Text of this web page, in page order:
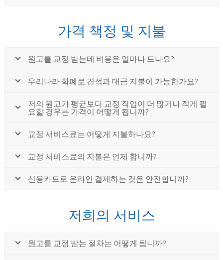
가격 책정 및 지불
원고를 교정 받는데 비용은 얼마나 드나요?
우리나라 화폐로 견적과 대금 지불이 가능한가요?
저의 원고가 평균보다 교정 작업이 더 많거나 적게 필
요할 경우는 가격이 어떻게 됩니까?
교정 서비스료는 어떻게 지불하나요?
교정 서비스료의 지불은 언제 합니까?
신용카드로 온라인 결제하는 것은 안전합니까?
저희의 서비스
원고를 교정 받는 절차는 어떻게 됩니까?